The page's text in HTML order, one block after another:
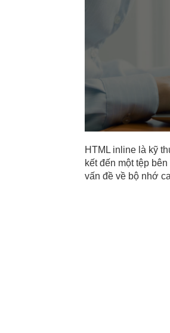
HTML inline là kỹ
kết đến một tệp
vấn đề về bộ nhớ